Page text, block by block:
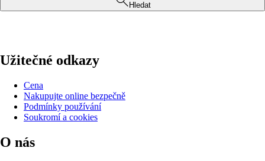
Hledat
Užitečné odkazy
Cena
Nakupujte online bezpečně
Podmínky používání
Soukromí a cookies
O nás